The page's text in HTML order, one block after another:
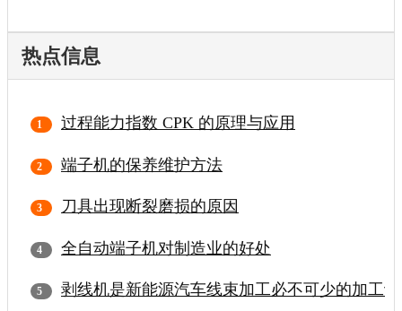
热点信息
过程能力指数 CPK 的原理与应用
端子机的保养维护方法
刀具出现断裂磨损的原因
全自动端子机对制造业的好处
剥线机是新能源汽车线束加工必不可少的加工